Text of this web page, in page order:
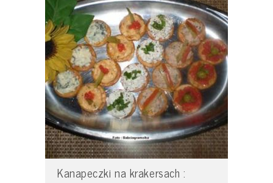
Kanapeczki na krakersach :